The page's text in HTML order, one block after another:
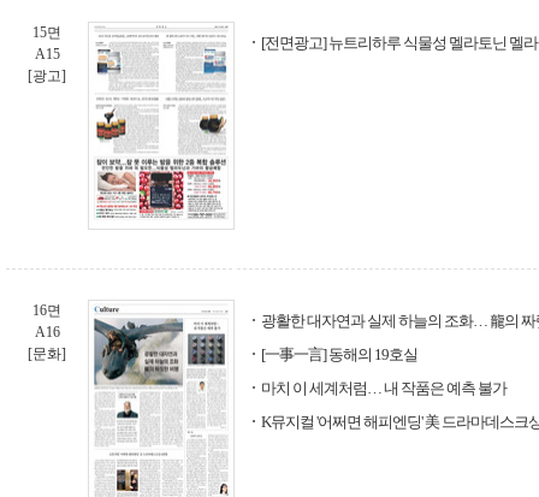
15면
A15
[광고]
[전면광고] 뉴트리하루 식물성 멜라토닌 멜
16면
A16
[문화]
광활한 대자연과 실제 하늘의 조화… 龍의 짜
[一事一言] 동해의 19호실
마치 이 세계처럼… 내 작품은 예측 불가
K뮤지컬 '어쩌면 해피엔딩' 美 드라마데스크